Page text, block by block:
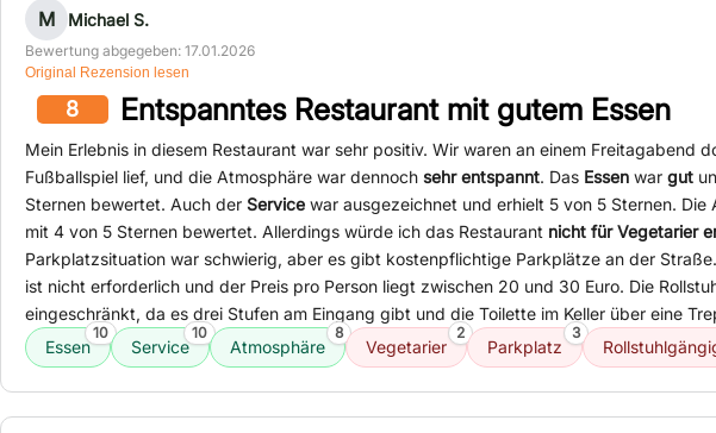
M Michael S.
Bewertung abgegeben: 17.01.2026
Original Rezension lesen
8 Entspanntes Restaurant mit gutem Essen
Mein Erlebnis in diesem Restaurant war sehr positiv. Wir waren an einem Freitagabend
Fußballspiel lief, und die Atmosphäre war dennoch sehr entspannt. Das Essen war gut
Sternen bewertet. Auch der Service war ausgezeichnet und erhielt 5 von 5 Sternen. Die
mit 4 von 5 Sternen bewertet. Allerdings würde ich das Restaurant nicht für Vegetarier
Parkplatzsituation war schwierig, aber es gibt kostenpflichtige Parkplätze an der
ist nicht erforderlich und der Preis pro Person liegt zwischen 20 und 30 Euro. Die
eingeschränkt, da es drei Stufen am Eingang gibt und die Toilette im Keller über eine
Essen
10
Service
10
Atmosphäre
8
Vegetarier
2
Parkplatz
3